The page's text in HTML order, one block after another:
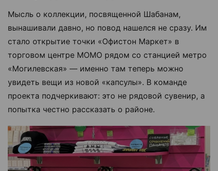
Мысль о коллекции, посвященной Шабанам,
вынашивали давно, но повод нашелся не сразу. Им
стало открытие точки «Офистон Маркет» в
торговом центре МОМО рядом со станцией метро
«Могилевская» — именно там теперь можно
увидеть вещи из новой «капсулы». В команде
проекта подчеркивают: это не рядовой сувенир, а
попытка честно рассказать о районе.